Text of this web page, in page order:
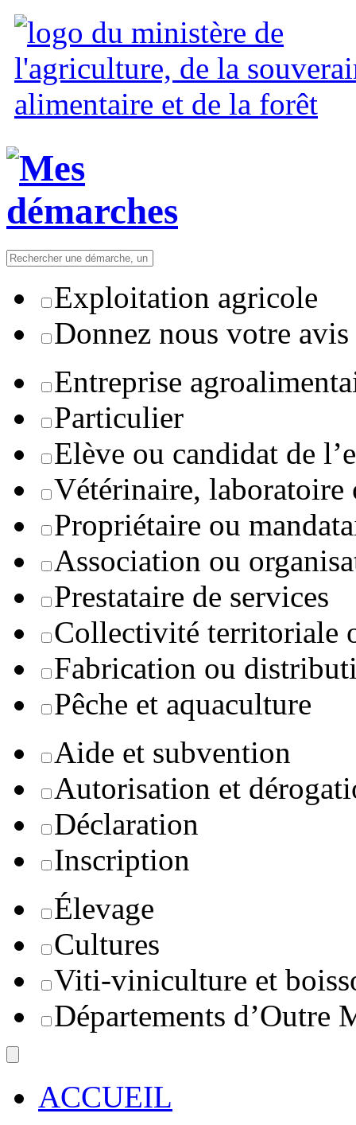
Exploitation agricole
Donnez nous votre avis
Entreprise
Particulier
Elève ou candidat de
Vétérinaire, laboratoire
Propriétaire ou
Association ou
Prestataire de services
Collectivité territoriale
Fabrication ou
Pêche et aquaculture
Aide et subvention
Autorisation et
Déclaration
Inscription
Élevage
Cultures
Viti-viniculture et
Départements d’Outre
ACCUEIL